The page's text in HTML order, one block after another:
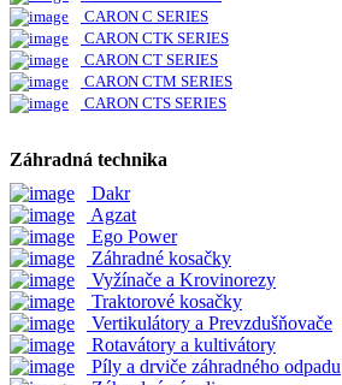
CARON C SERIES
CARON CTK SERIES
CARON CT SERIES
CARON CTM SERIES
CARON CTS SERIES
Záhradná technika
Dakr
Agzat
Ego Power
Záhradné kosačky
Vyžínače a Krovinorezy
Traktorové kosačky
Vertikulátory a Prevzdušňovače
Rotavátory a kultivátory
Píly a drviče záhradného odpadu